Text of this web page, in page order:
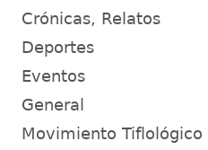
Crónicas, Relatos
Deportes
Eventos
General
Movimiento Tiflológico